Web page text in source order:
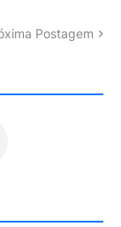
Postagem